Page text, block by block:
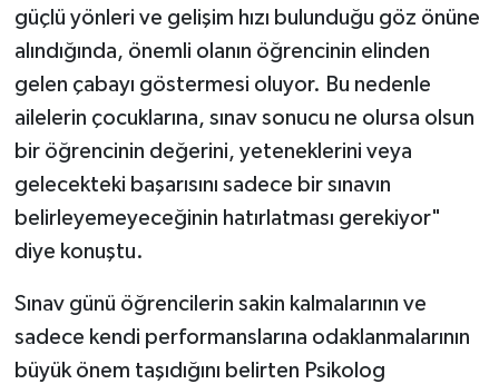
güçlü yönleri ve gelişim hızı bulunduğu göz önüne
alındığında, önemli olanın öğrencinin elinden
gelen çabayı göstermesi oluyor. Bu nedenle
ailelerin çocuklarına, sınav sonucu ne olursa olsun
bir öğrencinin değerini, yeteneklerini veya
gelecekteki başarısını sadece bir sınavın
belirleyemeyeceğinin hatırlatması gerekiyor"
diye konuştu.
Sınav günü öğrencilerin sakin kalmalarının ve
sadece kendi performanslarına odaklanmalarının
büyük önem taşıdığını belirten Psikolog